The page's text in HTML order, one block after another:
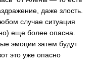
даже злость.
случае ситуация
еще более опасна.
эмоции затем будут
это уже опасно